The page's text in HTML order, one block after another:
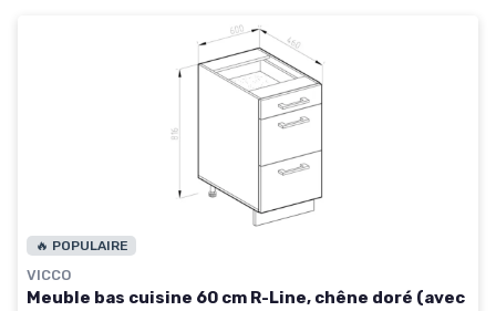
🔥 POPULAIRE
VICCO
Meuble bas cuisine 60 cm R-Line, chêne doré (avec